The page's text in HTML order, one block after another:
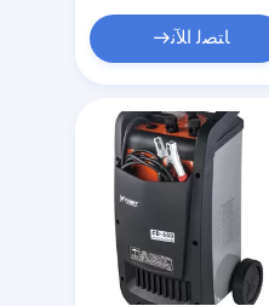
ﺎﺘﺼﻟ ﺍﻶﻧ